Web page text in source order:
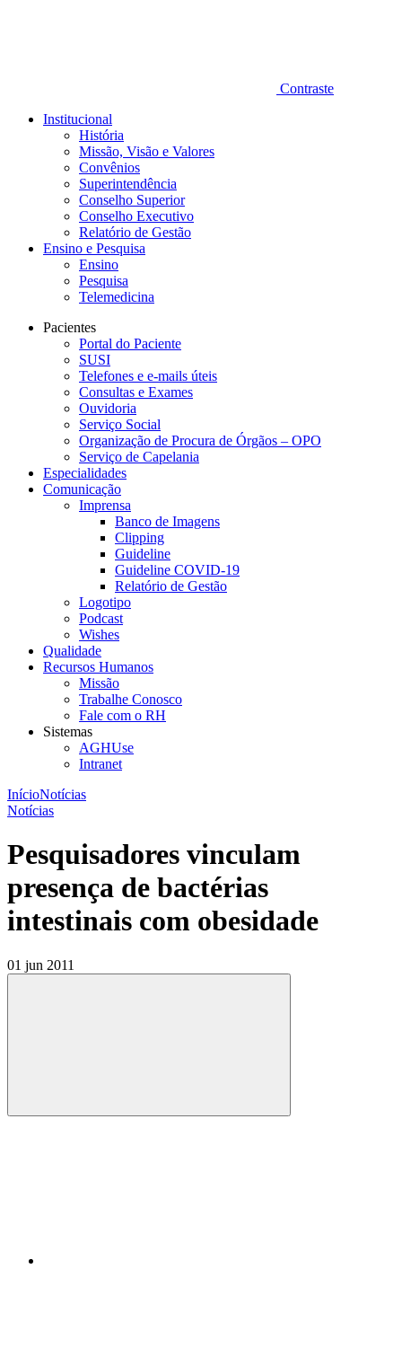
Contraste
Institucional
História
Missão, Visão e Valores
Convênios
Superintendência
Conselho Superior
Conselho Executivo
Relatório de Gestão
Ensino e Pesquisa
Ensino
Pesquisa
Telemedicina
Pacientes
Portal do Paciente
SUSI
Telefones e e-mails úteis
Consultas e Exames
Ouvidoria
Serviço Social
Organização de Procura de Órgãos – OPO
Serviço de Capelania
Especialidades
Comunicação
Imprensa
Banco de Imagens
Clipping
Guideline
Guideline COVID-19
Relatório de Gestão
Logotipo
Podcast
Wishes
Qualidade
Recursos Humanos
Missão
Trabalhe Conosco
Fale com o RH
Sistemas
AGHUse
Intranet
InícioNotícias
Notícias
Pesquisadores vinculam
presença de bactérias
intestinais com obesidade
01 jun 2011
Compartilhar